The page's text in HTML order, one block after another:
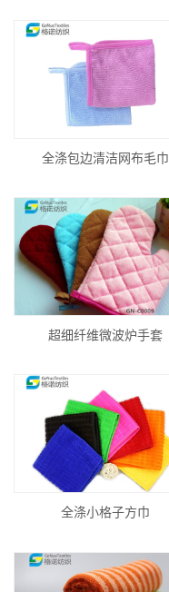
全涤包边清洁网布毛巾
超细纤维微波炉手套
全涤小格子方巾